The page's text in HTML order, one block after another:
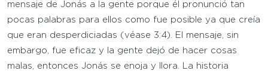
mensaje de Jonás a la gente porque él pronunció tan
pocas palabras para ellos como fue posible ya que creía
que eran desperdiciadas (véase 3:4). El mensaje, sin
embargo, fue eficaz y la gente dejó de hacer cosas
malas, entonces Jonás se enoja y llora. La historia